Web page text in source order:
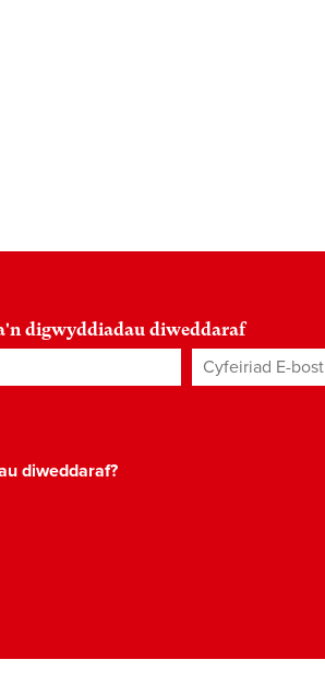
digwyddiadau diweddaraf
Cyfeiriad E-bost*
diweddaraf?